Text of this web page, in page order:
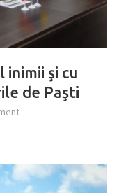
inimii şi cu
de Paşti